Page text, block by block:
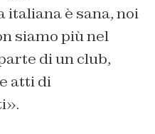
italiana è sana, noi
siamo più nel
di un club,
atti di